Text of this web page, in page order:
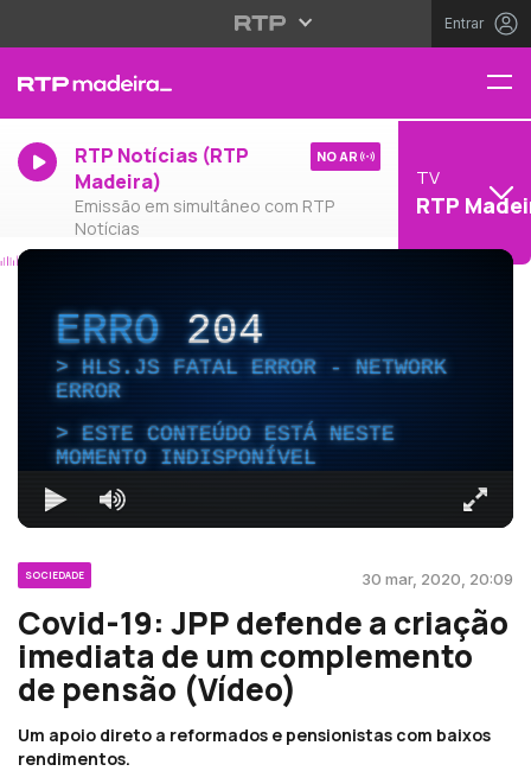
Entrar
RTP Notícias (RTP
Madeira)
Emissão em simultâneo com RTP
Notícias
NO AR
TV
RTP
ERRO204
HLS.JS FATAL ERROR - NETWORK
ERROR
ESTE CONTEÚDO ESTÁ NESTE
MOMENTO INDISPONÍVEL
SOCIEDADE 30 mar, 2020, 20:09
Covid-19: JPP defende a criação
imediata de um complemento
de pensão (Vídeo)
Um apoio direto a reformados e pensionistas com baixos
rendimentos.